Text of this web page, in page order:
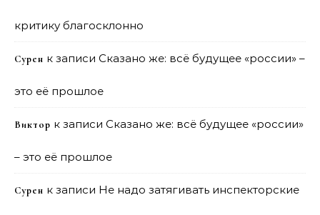
критику благосклонно
Сурен к записи Сказано же: всё будущее «россии» –
это её прошлое
Виктор к записи Сказано же: всё будущее «россии»
– это её прошлое
Сурен к записи Не надо затягивать инспекторские